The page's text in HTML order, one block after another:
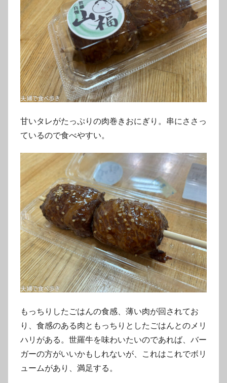
甘いタレがたっぷりの肉巻きおにぎり。串にささっ
ているので食べやすい。
もっちりしたごはんの食感、薄い肉が回されてお
り、食感のある肉ともっちりとしたごはんとのメリ
ハリがある。世羅牛を味わいたいのであれば、バー
ガーの方がいいかもしれないが、これはこれでボリ
ュームがあり、満足する。